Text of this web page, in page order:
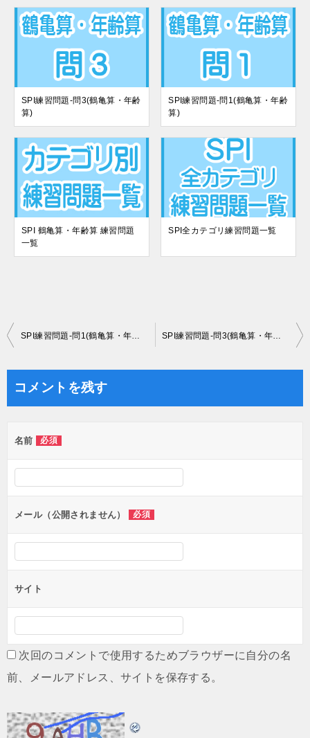
SPI練習問題-問3(鶴亀算・年齢
算)
SPI練習問題-問1(鶴亀算・年齢
算)
SPI 鶴亀算・年齢算 練習問題
一覧
SPI全カテゴリ練習問題一覧
投
ー
シ
ョ
ン
コメントを残す
名前 必須
メール（公開されません） 必須
サイト
次回のコメントで使用するためブラウザーに自分の名
前、メールアドレス、サイトを保存する。